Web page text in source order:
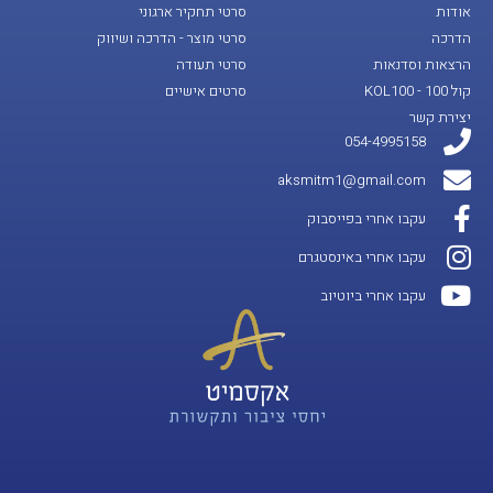
אודות
הדרכה
הרצאות וסדנאות
קול 100 - KOL100
יצירת קשר
סרטי תחקיר ארגוני
סרטי מוצר - הדרכה ושיווק
סרטי תעודה
סרטים אישיים
054-4995158
aksmitm1@gmail.com
עקבו אחרי בפייסבוק
עקבו אחרי באינסטגרם
עקבו אחרי ביוטיוב